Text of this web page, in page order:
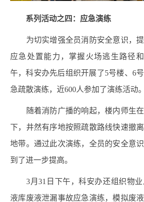
系列活动之四：应急演练
为切实增强全员消防安全意识，
应急处置能力，掌握火场逃生路径和
午，科安办先后组织开展了5号楼、 6
急疏散演练，近600人参加了演练活动。
随着消防广播的响起，楼内师生
下，井然有序地按照疏散路线快速撤
地带。通过此次演练，全员的安全意
到了进一步提高。
3月31 日下午，科安办还组织物
液库废液泄漏事故应急演练，模拟废